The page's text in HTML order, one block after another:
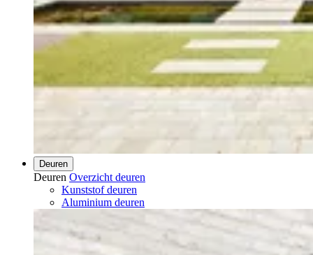
Deuren
Deuren Overzicht deuren
Kunststof deuren
Aluminium deuren